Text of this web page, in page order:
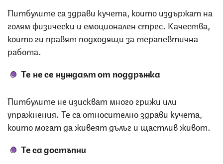
Питбулите са здрави кучета, които издържат на
голям физически и емоционален стрес. Качества,
които ги правят подходящи за терапевтична
работа.
Те не се нуждаят от поддръжка
Питбулите не изискват много грижи или
упражнения. Те са относително здрави кучета,
които могат да живеят дълъг и щастлив живот.
Те са достъпни